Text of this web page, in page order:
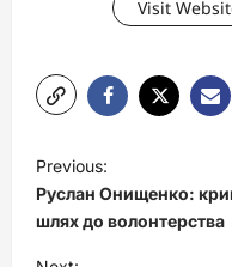
Visit
o
s
Previous:
Руслан Онищенко:
шлях до волонтерства